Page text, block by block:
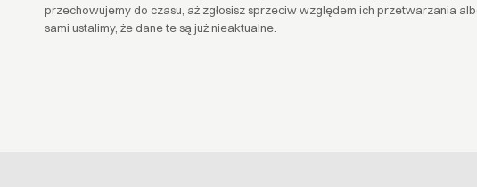
przechowujemy do czasu, aż zgłosisz sprzeciw względem ich przetwarzania
sami ustalimy, że dane te są już nieaktualne.